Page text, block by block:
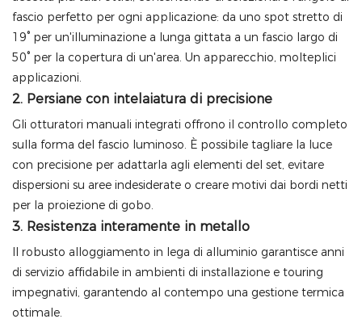
fascio perfetto per ogni applicazione: da uno spot stretto di
19° per un'illuminazione a lunga gittata a un fascio largo di
50° per la copertura di un'area. Un apparecchio, molteplici
applicazioni.
2. Persiane con intelaiatura di precisione
Gli otturatori manuali integrati offrono il controllo completo
sulla forma del fascio luminoso. È possibile tagliare la luce
con precisione per adattarla agli elementi del set, evitare
dispersioni su aree indesiderate o creare motivi dai bordi netti
per la proiezione di gobo.
3. Resistenza interamente in metallo
Il robusto alloggiamento in lega di alluminio garantisce anni
di servizio affidabile in ambienti di installazione e touring
impegnativi, garantendo al contempo una gestione termica
ottimale.